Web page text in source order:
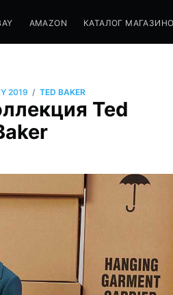
AMAZON КАТАЛОГ
2019 / TED BAKER
Ted